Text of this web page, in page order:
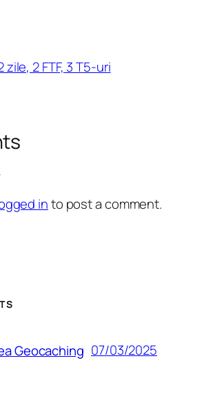
zile, 2 FTF, 3 T5-uri
into post a comment.
Geocaching 07/03/2025